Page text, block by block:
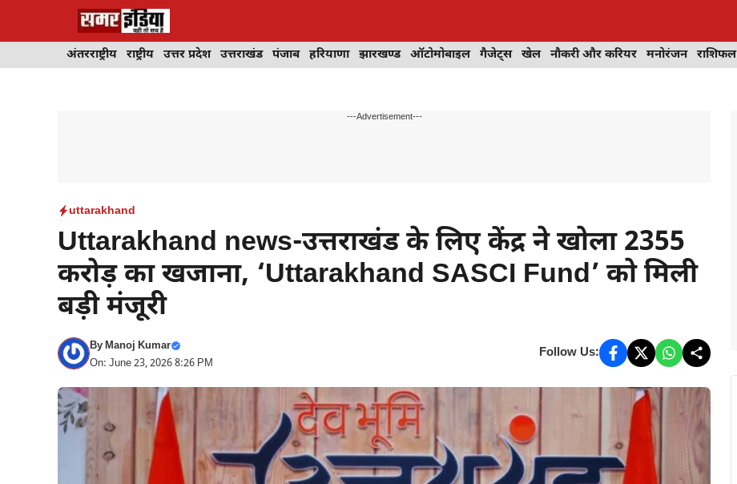
अंतरराष्ट्रीय राष्ट्रीय उत्तर प्रदेश उत्तराखंड पंजाब हरियाणा झारखण्ड ऑटोमोबाइल गैजेट्स खेल नौकरी और करियर मनोरंजन राशिफल
---Advertisement---
uttarakhand
Uttarakhand news-उत्तराखंड के लिए केंद्र ने खोला 2355
करोड़ का खजाना, ‘Uttarakhand SASCI Fund’ को मिली
बड़ी मंजूरी
ByManoj Kumar
On: June 23, 2026 8:26 PM
Follow Us: